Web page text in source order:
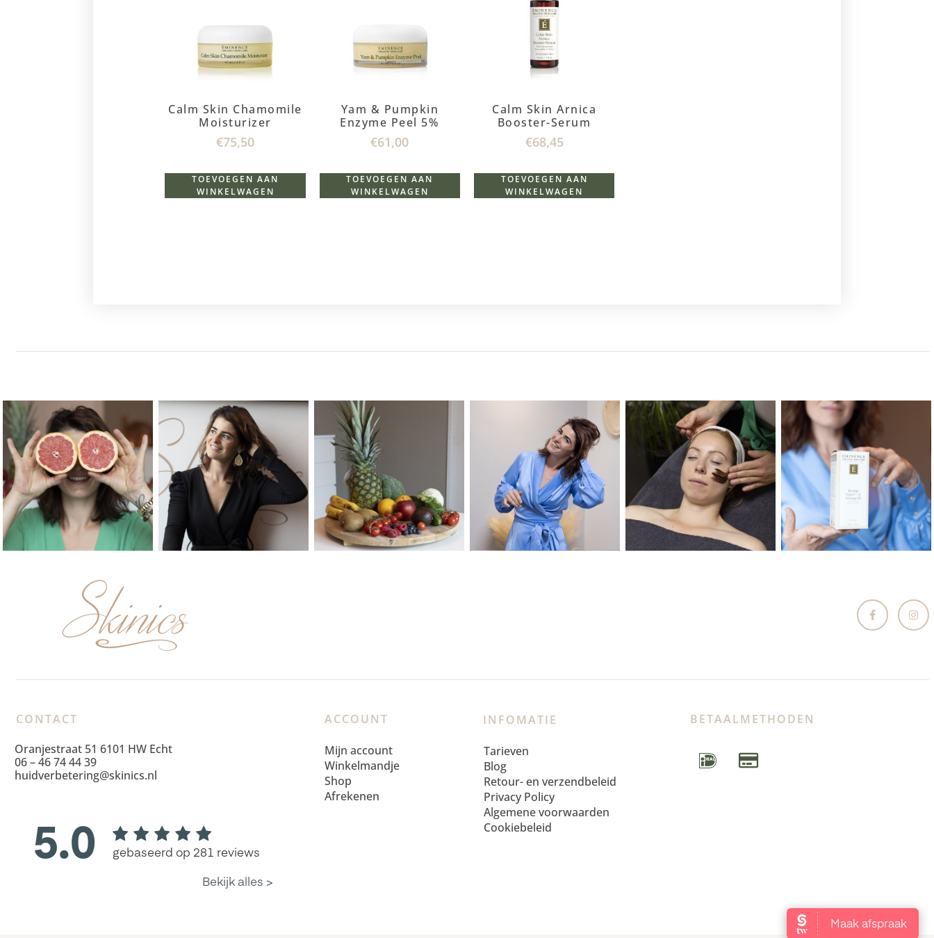
Calm Skin Chamomile
Moisturizer
€75,50
TOEVOEGEN AAN
WINKELWAGEN
Yam & Pumpkin
Enzyme Peel 5%
€61,00
TOEVOEGEN AAN
WINKELWAGEN
Calm Skin Arnica
Booster-Serum
€68,45
TOEVOEGEN AAN
WINKELWAGEN
CONTACT
Oranjestraat 51 6101 HW Echt
06 – 46 74 44 39
huidverbetering@skinics.nl
ACCOUNT
Mijn account
Winkelmandje
Shop
Afrekenen
INFOMATIE
Tarieven
Blog
Retour- en verzendbeleid
Privacy Policy
Algemene voorwaarden
Cookiebeleid
BETAALMETHODEN